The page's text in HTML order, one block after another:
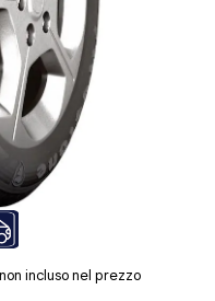
incluso nel prezzo